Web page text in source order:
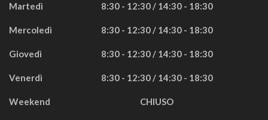
Martedì 8:30 - 12:30 / 14:30 - 18:30
Mercoledì 8:30 - 12:30 / 14:30 - 18:30
Giovedì 8:30 - 12:30 / 14:30 - 18:30
Venerdì 8:30 - 12:30 / 14:30 - 18:30
Weekend CHIUSO